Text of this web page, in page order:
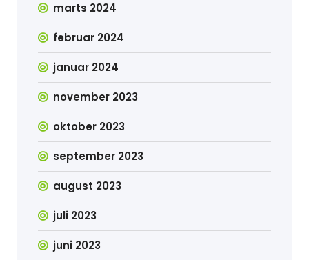
marts 2024
februar 2024
januar 2024
november 2023
oktober 2023
september 2023
august 2023
juli 2023
juni 2023